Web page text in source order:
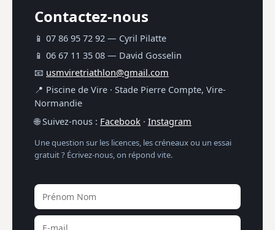
Contactez-nous
📱 07 86 95 72 92 — Cyril Pilatte
📱 06 67 11 35 08 — David Gosselin
📧 usmviretriathlon@gmail.com
📍 Piscine de Vire · Stade Pierre Compte, Vire-
Normandie
🌐 Suivez-nous : Facebook · Instagram
Une question sur les licences, les créneaux ou un essai
gratuit ? Écrivez-nous, on répond vite.